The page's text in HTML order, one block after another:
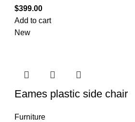
$399.00
Add to cart
New
Eames plastic side chair
Furniture